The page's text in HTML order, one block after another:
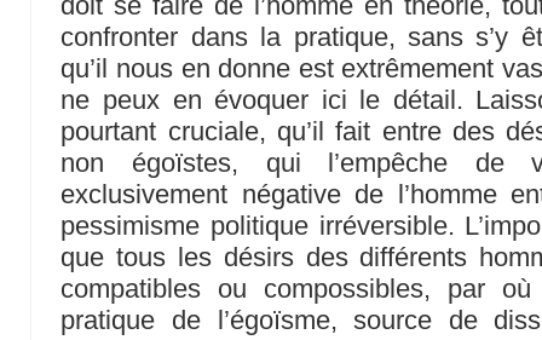
confronter dans la pratique, sans s’y
qu’il nous en donne est extrêmement
ne peux en évoquer ici le détail.
pourtant cruciale, qu’il fait entre des
non égoïstes, qui l’empêche de
exclusivement négative de l’homme
pessimisme politique irréversible.
que tous les désirs des différents
compatibles ou compossibles, par
pratique de l’égoïsme, source de